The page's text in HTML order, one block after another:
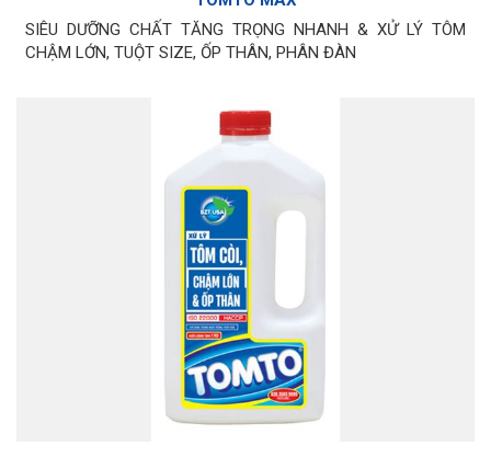
SIÊU DƯỠNG CHẤT TĂNG TRỌNG NHANH & XỬ LÝ TÔM
CHẬM LỚN, TUỘT SIZE, ỐP THÂN, PHÂN ĐÀN